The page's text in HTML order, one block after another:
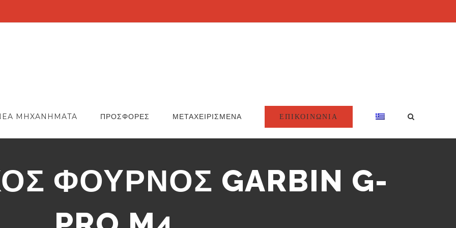
MHXANHMATA ΠΡΟΣΦΟΡΕΣ ΜΕΤΑΧΕΙΡΙΣΜΕΝΑ ΕΠΙΚΟΙΝΩΝΙΑ
ΦΟΥΡΝΟΣ GARBIN G-